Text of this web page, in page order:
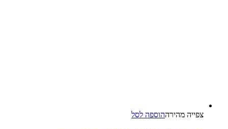
צפייה‬ ‫מהירה‬הוספה לסל